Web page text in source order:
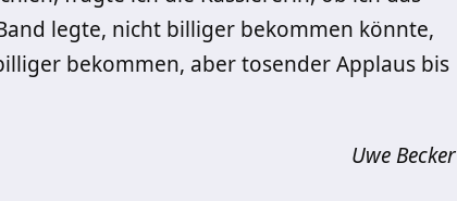
legte, nicht billiger bekommen könnte,
bekommen, aber tosender Applaus bis
Uwe Becker